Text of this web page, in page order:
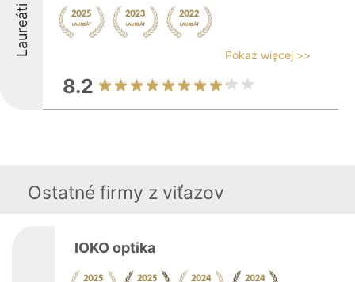
Laureáti Pokaż więcej >>
8.2
Ostatné firmy z viťazov
IOKO optika